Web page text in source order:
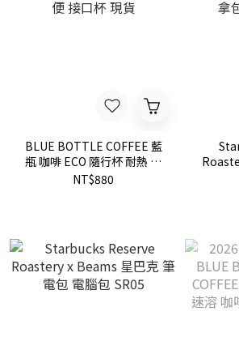
BLUE BOTTLE COFFEE 藍
瓶 咖啡 ECO 隨行杯 耐熱 方
便 接口杯 現貨
NT$880
手